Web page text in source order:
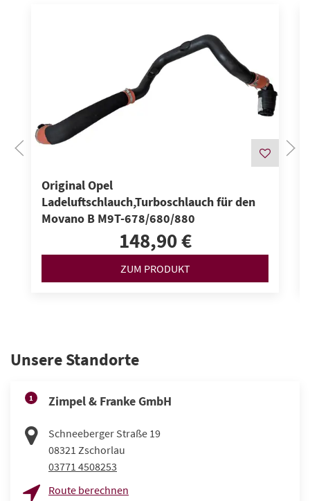
Original Opel
Ladeluftschlauch,Turboschlauch für den
Movano B M9T-678/680/880
148,90 €
ZUM PRODUKT
Unsere Standorte
1 Zimpel & Franke GmbH
Schneeberger Straße 19
08321 Zschorlau
03771 4508253
Route berechnen